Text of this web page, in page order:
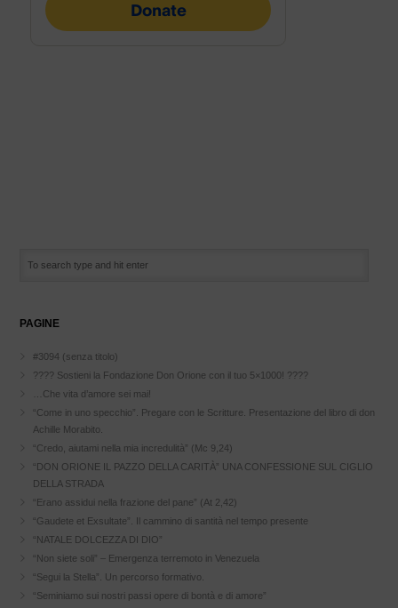
PAGINE
#3094 (senza titolo)
???? Sostieni la Fondazione Don Orione con il tuo 5×1000! ????
…Che vita d’amore sei mai!
“Come in uno specchio”. Pregare con le Scritture. Presentazione del libro di don
Achille Morabito.
“Credo, aiutami nella mia incredulità” (Mc 9,24)
“DON ORIONE IL PAZZO DELLA CARITÀ” UNA CONFESSIONE SUL CIGLIO
DELLA STRADA
“Erano assidui nella frazione del pane” (At 2,42)
“Gaudete et Exsultate”. Il cammino di santità nel tempo presente
“NATALE DOLCEZZA DI DIO”
“Non siete soli” – Emergenza terremoto in Venezuela
“Segui la Stella”. Un percorso formativo.
“Seminiamo sui nostri passi opere di bontà e di amore”